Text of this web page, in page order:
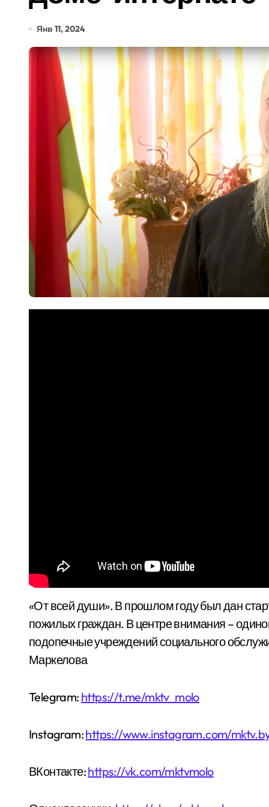
Янв 11, 2024
«От всей души». В прошлом году был дан старт республиканской благотворительной акции для
пожилых граждан. В центре внимания –
подопечные учреждений социального
Маркелова
Telegram: https://t.me/mktv_molo
Instagram:https://www.instagram.com/
ВКонтакте:https://vk.com/mktvmolo